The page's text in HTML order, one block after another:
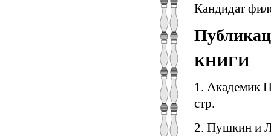
Кандидат
КНИГИ
1. Академик
стр.
2. Пушкин и